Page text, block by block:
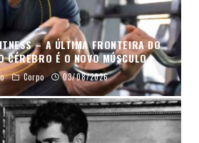
– A ÚLTIMA FRONTEIRA DO
CÉREBRO É O NOVO MÚSCULO
Corpo 03/08/2026